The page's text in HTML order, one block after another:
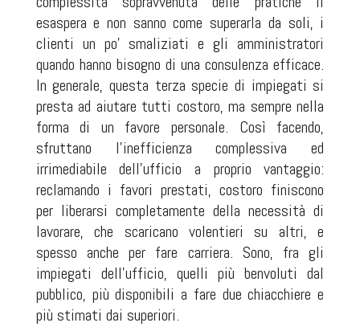
esaspera e non sanno come superarla da soli, i
clienti un po' smaliziati e gli amministratori
quando hanno bisogno di una consulenza efficace.
In generale, questa terza specie di impiegati si
presta ad aiutare tutti costoro, ma sempre nella
forma di un favore personale. Così facendo,
sfruttano l'inefficienza complessiva ed
irrimediabile dell'ufficio a proprio vantaggio:
reclamando i favori prestati, costoro finiscono
per liberarsi completamente della necessità di
lavorare, che scaricano volentieri su altri, e
spesso anche per fare carriera. Sono, fra gli
impiegati dell'ufficio, quelli più benvoluti dal
pubblico, più disponibili a fare due chiacchiere e
più stimati dai superiori.